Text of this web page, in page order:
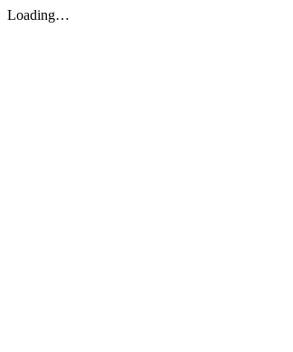
Loading…